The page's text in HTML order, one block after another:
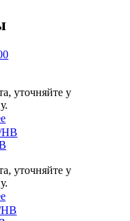
уточняйте у
уточняйте у